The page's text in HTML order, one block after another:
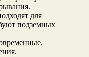
для
подземных